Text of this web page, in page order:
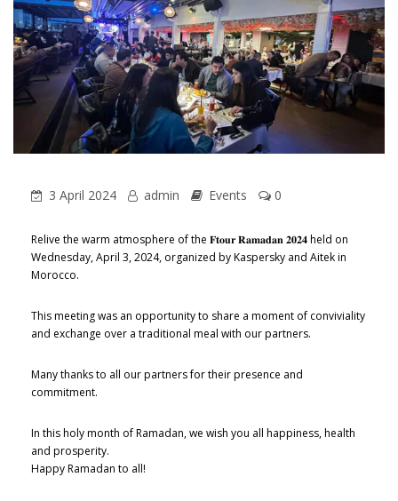
3 April 2024 admin Events 0
Relive the warm atmosphere of the 𝐅𝐭𝐨𝐮𝐫 𝐑𝐚𝐦𝐚𝐝𝐚𝐧 𝟐𝟎𝟐𝟒 held on
Wednesday, April 3, 2024, organized by Kaspersky and Aitek in
Morocco.
This meeting was an opportunity to share a moment of conviviality
and exchange over a traditional meal with our partners.
Many thanks to all our partners for their presence and
commitment.
In this holy month of Ramadan, we wish you all happiness, health
and prosperity.
Happy Ramadan to all!